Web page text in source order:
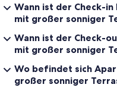
Wann ist der Check-
mit großer sonniger
Wann ist der Check-
mit großer sonniger
Wo befindet sich
großer sonniger